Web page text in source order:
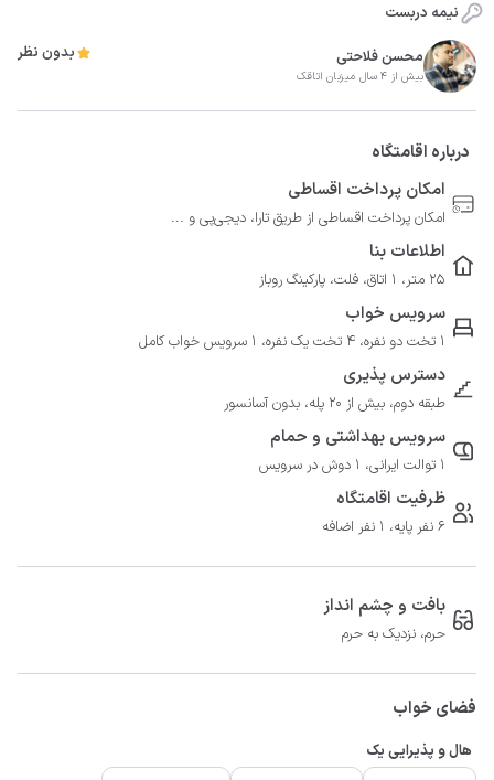
نیمه دربست
محسن فلاحتی
بیش از 4 سال میزبان اتاقک
بدون نظر
درباره اقامتگاه
امکان پرداخت اقساطی
امکان پرداخت اقساطی از طریق تارا، دیجی‌پی و ...
اطلاعات بنا
25 متر، 1 اتاق، فلت، پارکینگ روباز
سرویس خواب
1 تخت دو نفره، 4 تخت یک نفره، 1 سرویس خواب کامل
دسترس پذیری
طبقه دوم، بیش از 20 پله، بدون آسانسور
سرویس بهداشتی و حمام
1 توالت ایرانی، 1 دوش در سرویس
ظرفیت اقامتگاه
6 نفر پایه، 1 نفر اضافه
بافت و چشم انداز
حرم، نزدیک به حرم
فضای خواب
هال و پذیرایی یک